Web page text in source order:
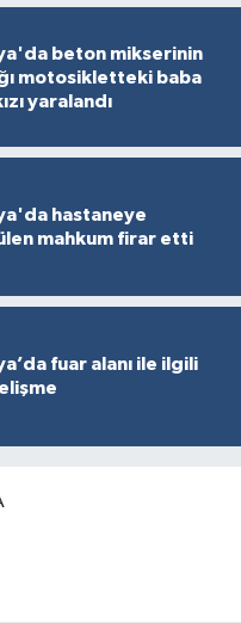
beton mikserinin
motosikletteki baba
yaralandı
hastaneye
mahkum firar etti
fuar alanı ile ilgili